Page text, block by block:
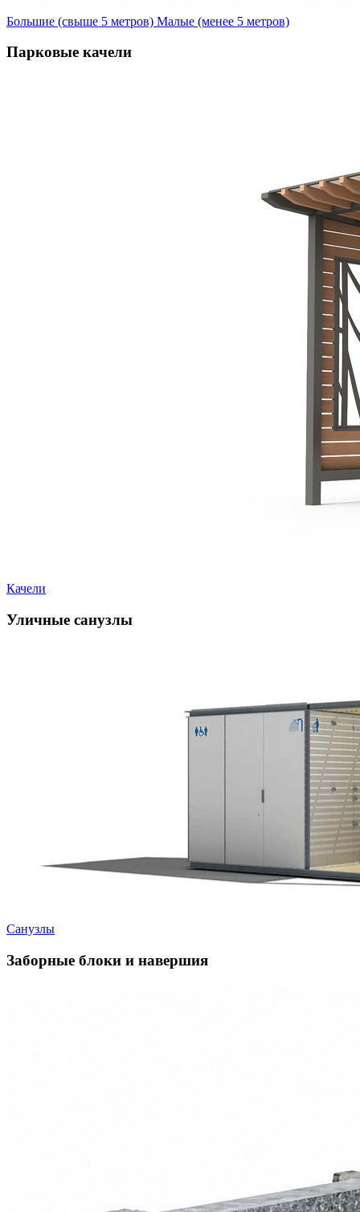
Большие (свыше 5 метров) Малые (менее 5 метров)
Парковые качели
Качели
Уличные санузлы
Санузлы
Заборные блоки и навершия